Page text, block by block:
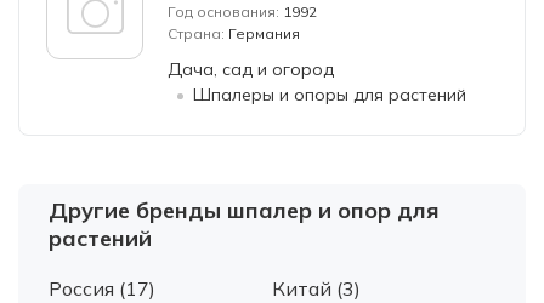
Год основания: 1992
Страна: Германия
Дача, сад и огород
Шпалеры и опоры для растений
Другие бренды шпалер и опор для
растений
Россия (17)
Китай (3)